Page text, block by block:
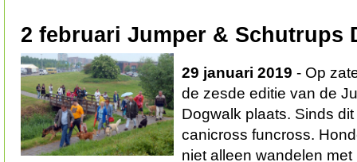
2 februari Jumper & Schutrups
29 januari 2019 - Op
de zesde editie van de
Dogwalk plaats. Sinds
canicross funcross.
niet alleen wandelen